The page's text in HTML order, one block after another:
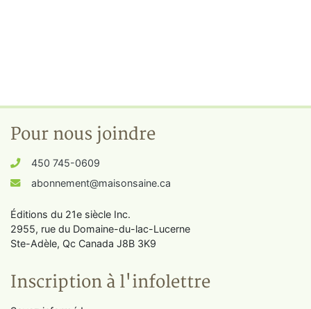
Pour nous joindre
450 745-0609
abonnement@maisonsaine.ca
Éditions du 21e siècle Inc.
2955, rue du Domaine-du-lac-Lucerne
Ste-Adèle, Qc Canada J8B 3K9
Inscription à l'infolettre